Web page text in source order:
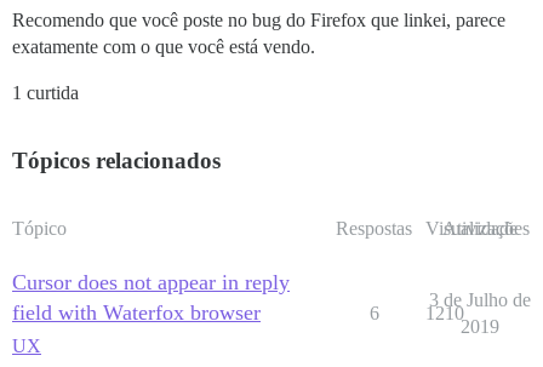
Recomendo que você poste no bug do Firefox que linkei, parece
exatamente com o que você está vendo.
1 curtida
Tópicos relacionados
Tópico Respostas Visualizações
Atividade
Cursor does not appear in reply
field with Waterfox browser
UX
6 1210
3 de Julho de
2019